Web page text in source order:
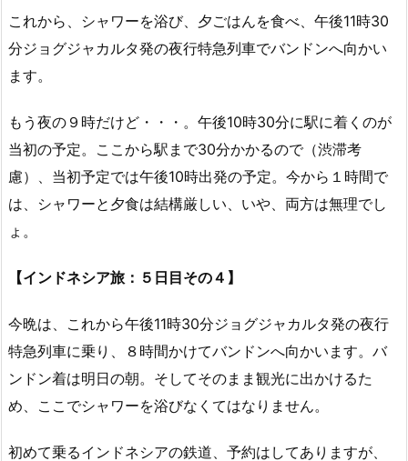
これから、シャワーを浴び、夕ごはんを食べ、午後11時30
分ジョグジャカルタ発の夜行特急列車でバンドンへ向かい
ます。
もう夜の９時だけど・・・。午後10時30分に駅に着くのが
当初の予定。ここから駅まで30分かかるので（渋滞考
慮）、当初予定では午後10時出発の予定。今から１時間で
は、シャワーと夕食は結構厳しい、いや、両方は無理でし
ょ。
【インドネシア旅：５日目その４】
今晩は、これから午後11時30分ジョグジャカルタ発の夜行
特急列車に乗り、８時間かけてバンドンへ向かいます。バ
ンドン着は明日の朝。そしてそのまま観光に出かけるた
め、ここでシャワーを浴びなくてはなりません。
初めて乗るインドネシアの鉄道、予約はしてありますが、